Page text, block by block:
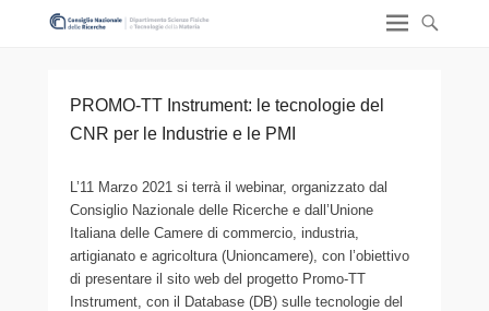
PROMO-TT Instrument: le tecnologie del
CNR per le Industrie e le PMI
L’11 Marzo 2021 si terrà il webinar, organizzato dal
Consiglio Nazionale delle Ricerche e dall’Unione
Italiana delle Camere di commercio, industria,
artigianato e agricoltura (Unioncamere), con l’obiettivo
di presentare il sito web del progetto Promo-TT
Instrument, con il Database (DB) sulle tecnologie del